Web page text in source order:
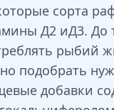
сорта
Д2 иД3. До
рыбий
подобрать
добавки